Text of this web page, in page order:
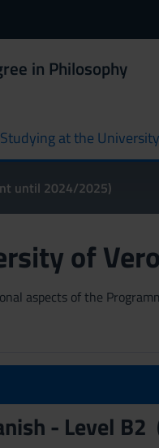
in Philosophy
Studying at the
until 2024/2025)
of
aspects of the
- Level